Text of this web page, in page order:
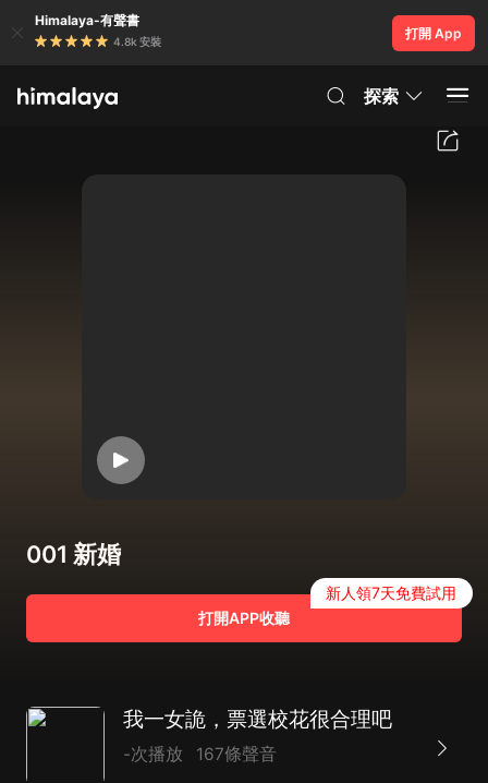
Himalaya-有聲書
4.8k 安裝
打開 App
探索
001 新婚
打開APP收聽
新人領7天免費試用
我一女詭，票選校花很合理吧
-次播放 167條聲音